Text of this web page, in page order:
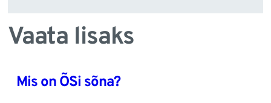
Vaata lisaks
Mis on ÕSi sõna?